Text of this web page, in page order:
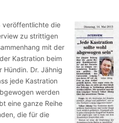
veröffentlichte die
zu strittigen
mit der
Kastration beim
Hündin. Dr. Jähnig
jede Kastration
werden
eine ganze Reihe
die für die